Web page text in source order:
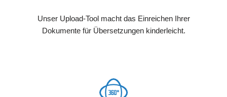
Unser Upload-Tool macht das Einreichen Ihrer
Dokumente für Übersetzungen kinderleicht.